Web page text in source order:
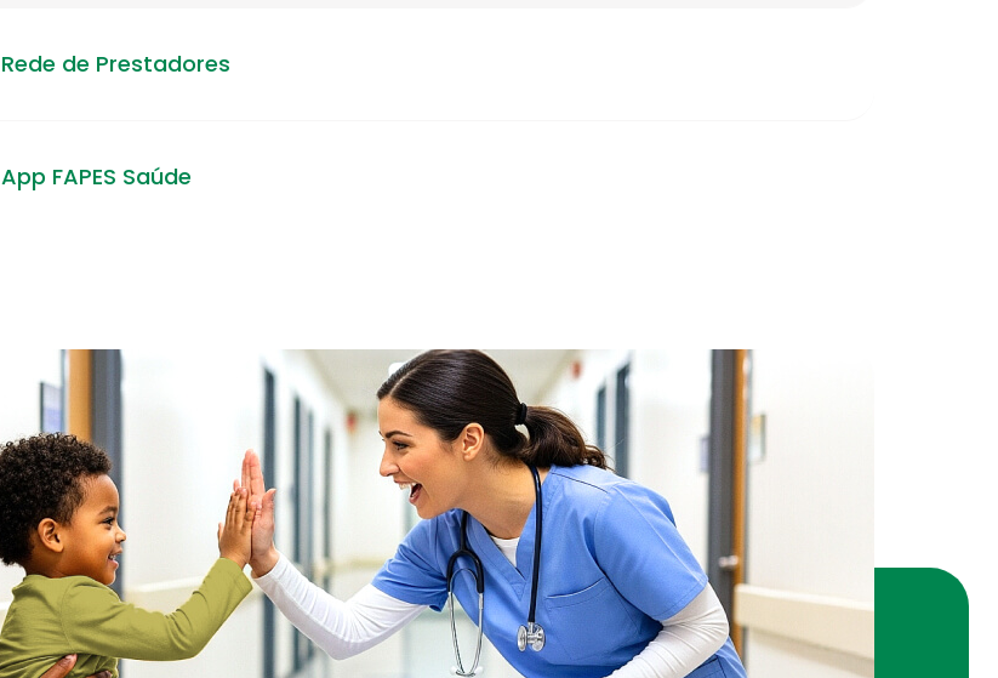
Rede de Prestadores
App FAPES Saúde